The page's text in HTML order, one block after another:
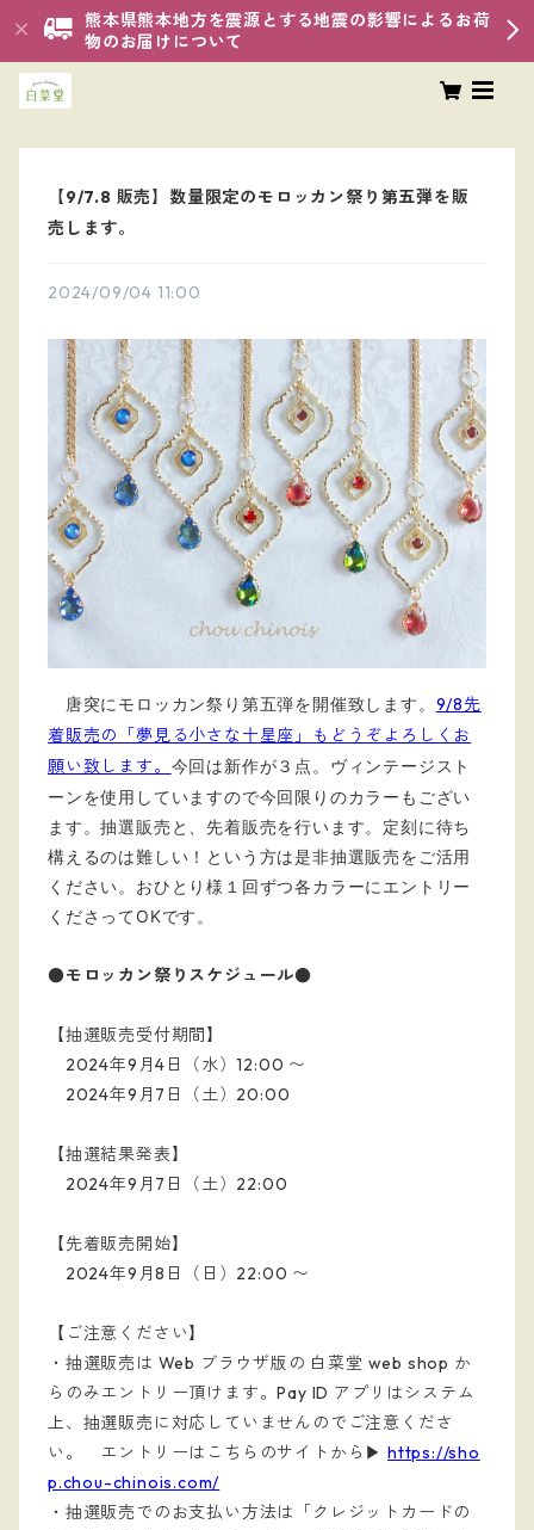
熊本県熊本地方を震源とする地震の影響によるお荷
物のお届けについて
【9/7.8 販売】数量限定のモロッカン祭り第五弾を販
売します。
2024/09/04 11:00
唐突にモロッカン祭り第五弾を開催致します。 9/8先
着販売の「夢見る小さな十星座」もどうぞよろしくお
願い致します。 今回は新作が３点。ヴィンテージスト
ーンを使用していますので今回限りのカラーもござい
ます。抽選販売と、先着販売を行います。定刻に待ち
構えるのは難しい！という方は是非抽選販売をご活用
ください。おひとり様１回ずつ各カラーにエントリー
くださってOKです。
●モロッカン祭りスケジュール●
【抽選販売受付期間】
2024年9月4日（水）12:00 〜
2024年9月7日（土）20:00
【抽選結果発表】
2024年9月7日（土）22:00
【先着販売開始】
2024年9月8日（日）22:00 〜
【ご注意ください】
・抽選販売は Web ブラウザ版の 白菜堂 web shop か
らのみエントリー頂けます。Pay ID アプリはシステム
上、抽選販売に対応していませんのでご注意くださ
い。
エントリーはこちらのサイトから▶︎https://sho
p.chou-chinois.com/
・抽選販売でのお支払い方法は「クレジットカードの